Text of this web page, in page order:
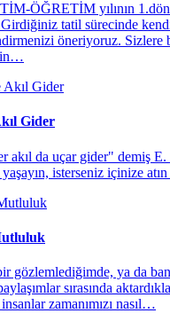
ÖĞRETİM yılının
tatil sürecinde
öneriyoruz. Sizlere
Gider
akıl da uçar gider" demiş
yaşayın, isterseniz içinize
gözlemlediğimde, ya da
sırasında
zamanımızı nasıl…